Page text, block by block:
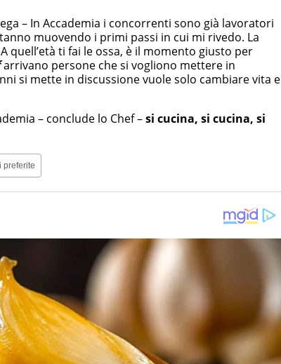
– In Accademia i concorrenti sono già lavoratori
muovendo i primi passi in cui mi rivedo. La
quell’età ti fai le ossa, è il momento giusto per
arrivano persone che si vogliono mettere in
si mette in discussione vuole solo cambiare vita e
– conclude lo Chef –si cucina, si cucina, si
preferite